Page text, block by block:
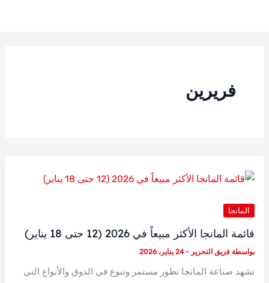
فريرين
المانجا
قائمة المانجا الأكثر مبيعاً في 2026 (12 حتى 18 يناير)
بواسطة فريق التحرير -24 يناير، 2026
تشهد صناعة المانجا تطور مستمر وتنوع في الذوق والأنواع التي